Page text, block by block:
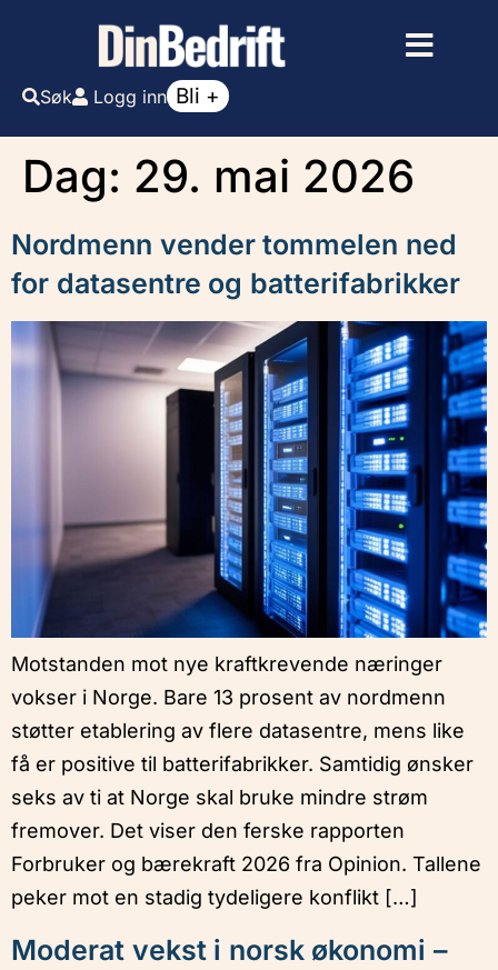
Søk Logg inn Bli +
Dag: 29. mai 2026
Nordmenn vender tommelen ned
for datasentre og batterifabrikker
Motstanden mot nye kraftkrevende næringer
vokser i Norge. Bare 13 prosent av nordmenn
støtter etablering av flere datasentre, mens like
få er positive til batterifabrikker. Samtidig ønsker
seks av ti at Norge skal bruke mindre strøm
fremover. Det viser den ferske rapporten
Forbruker og bærekraft 2026 fra Opinion. Tallene
peker mot en stadig tydeligere konflikt […]
Moderat vekst i norsk økonomi –